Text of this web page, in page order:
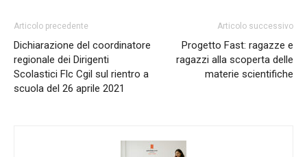
Articolo precedente
Dichiarazione del coordinatore
regionale dei Dirigenti
Scolastici Flc Cgil sul rientro a
scuola del 26 aprile 2021
Articolo successivo
Progetto Fast: ragazze e
ragazzi alla scoperta delle
materie scientifiche